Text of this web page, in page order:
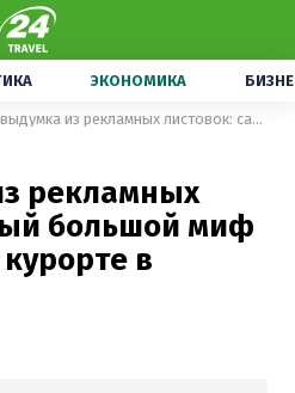
ЭКОНОМИКА
Это выдумка из рекламных листовок: самый большой миф о популярном курорте в Албании
рекламных
большой миф
в